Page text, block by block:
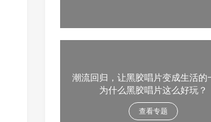
潮流回归，让黑胶唱片变成生活的
为什么黑胶唱片这么好玩？
查看专题